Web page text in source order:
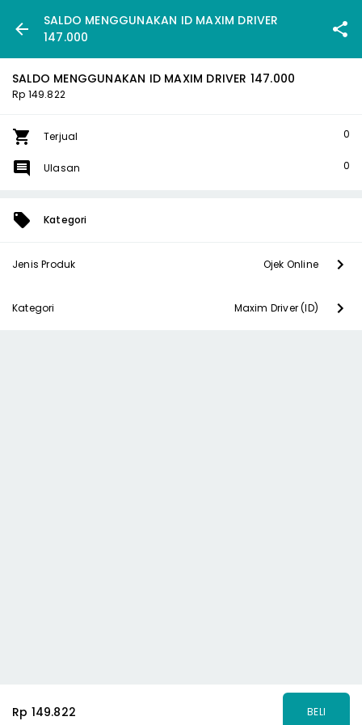
SALDO MENGGUNAKAN ID MAXIM DRIVER
147.000
SALDO MENGGUNAKAN ID MAXIM DRIVER 147.000
Rp 149.822
Terjual 0
Ulasan 0
Kategori
Jenis Produk Ojek Online
Kategori Maxim Driver (ID)
Rp 149.822 BELI